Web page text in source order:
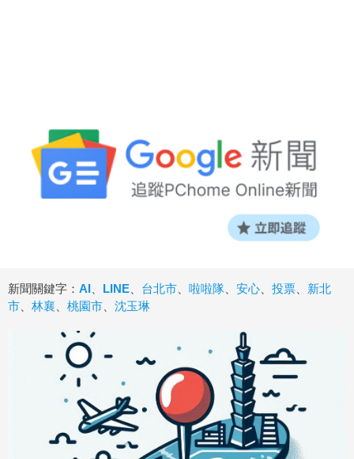
新聞關鍵字： AI LINE 台北市 啦啦隊 安心 投票
新北
市
林襄 桃園市 沈玉琳